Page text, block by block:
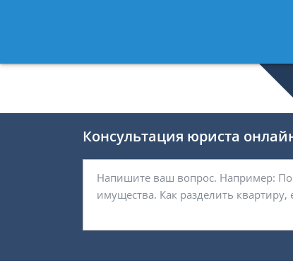
- Юрист по
Консультация юриста